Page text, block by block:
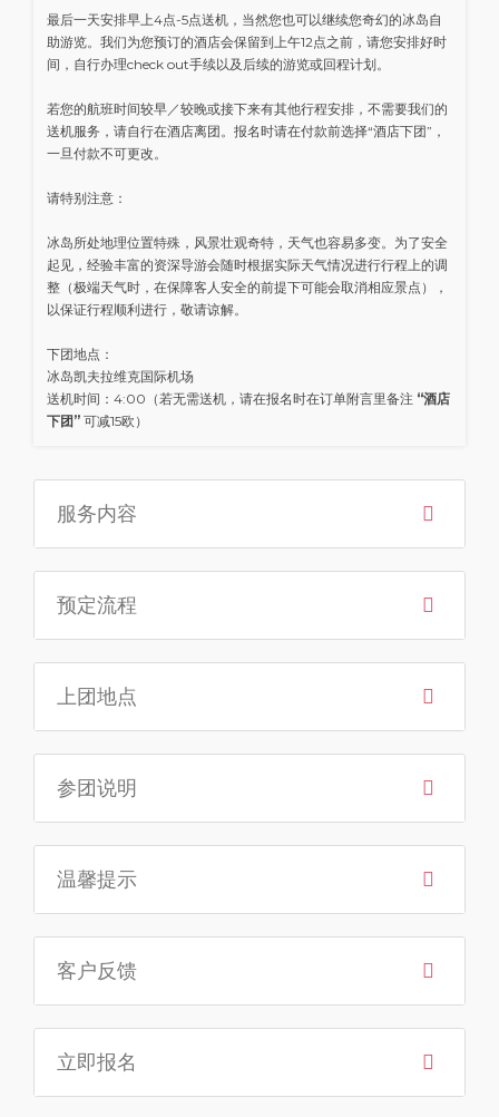
最后一天安排早上4点-5点送机，当然您也可以继续您奇幻的冰岛自
助游览。我们为您预订的酒店会保留到上午12点之前，请您安排好时
间，自行办理check out手续以及后续的游览或回程计划。
若您的航班时间较早／较晚或接下来有其他行程安排，不需要我们的
送机服务，请自行在酒店离团。报名时请在付款前选择“酒店下团”，
一旦付款不可更改。
请特别注意：
冰岛所处地理位置特殊，风景壮观奇特，天气也容易多变。为了安全
起见，经验丰富的资深导游会随时根据实际天气情况进行行程上的调
整（极端天气时，在保障客人安全的前提下可能会取消相应景点），
以保证行程顺利进行，敬请谅解。
下团地点：
冰岛凯夫拉维克国际机场
送机时间：4:00（若无需送机，请在报名时在订单附言里备注 “酒店
下团” 可减15欧）
服务内容
预定流程
上团地点
参团说明
温馨提示
客户反馈
立即报名